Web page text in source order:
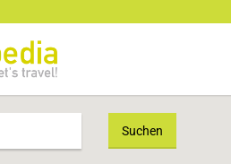
Suchen